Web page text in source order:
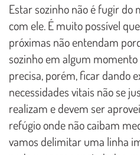
Estar sozinho não é fugir do
com ele. É muito possível
próximas não entendam
sozinho em algum momento
precisa, porém, ficar dando
necessidades vitais não se
realizam e devem ser
refúgio onde não caibam
vamos delimitar uma linha